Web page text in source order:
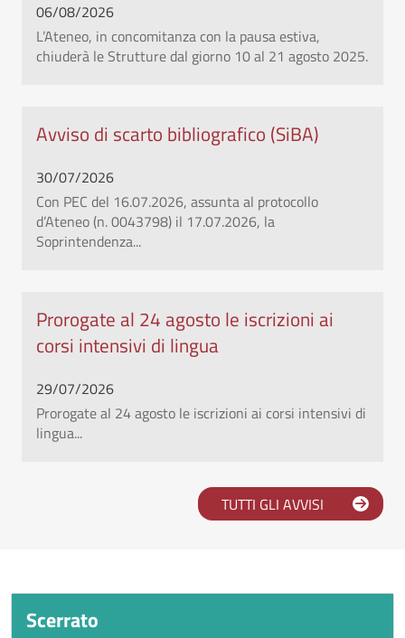
06/08/2026
L’Ateneo, in concomitanza con la pausa estiva,
chiuderà le Strutture dal giorno 10 al 21 agosto 2025.
Avviso di scarto bibliografico (SiBA)
30/07/2026
Con PEC del 16.07.2026, assunta al protocollo
d’Ateneo (n. 0043798) il 17.07.2026, la
Soprintendenza...
Prorogate al 24 agosto le iscrizioni ai
corsi intensivi di lingua
29/07/2026
Prorogate al 24 agosto le iscrizioni ai corsi intensivi di
lingua...
TUTTI GLI AVVISI
Scopri l'università Orientale
Scerrato